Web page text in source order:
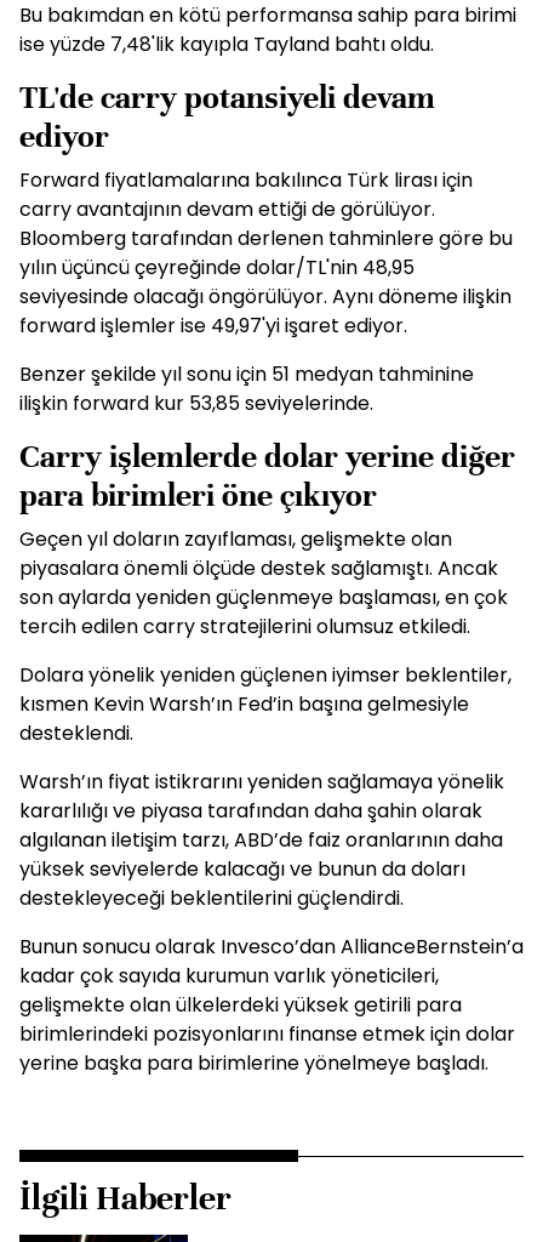
Bu bakımdan en kötü performansa sahip para birimi
ise yüzde 7,48'lik kayıpla Tayland bahtı oldu.
TL'de carry potansiyeli devam
ediyor
Forward fiyatlamalarına bakılınca Türk lirası için
carry avantajının devam ettiği de görülüyor.
Bloomberg tarafından derlenen tahminlere göre bu
yılın üçüncü çeyreğinde dolar/TL'nin 48,95
seviyesinde olacağı öngörülüyor. Aynı döneme ilişkin
forward işlemler ise 49,97'yi işaret ediyor.
Benzer şekilde yıl sonu için 51 medyan tahminine
ilişkin forward kur 53,85 seviyelerinde.
Carry işlemlerde dolar yerine diğer
para birimleri öne çıkıyor
Geçen yıl doların zayıflaması, gelişmekte olan
piyasalara önemli ölçüde destek sağlamıştı. Ancak
son aylarda yeniden güçlenmeye başlaması, en çok
tercih edilen carry stratejilerini olumsuz etkiledi.
Dolara yönelik yeniden güçlenen iyimser beklentiler,
kısmen Kevin Warsh’ın Fed’in başına gelmesiyle
desteklendi.
Warsh’ın fiyat istikrarını yeniden sağlamaya yönelik
kararlılığı ve piyasa tarafından daha şahin olarak
algılanan iletişim tarzı, ABD’de faiz oranlarının daha
yüksek seviyelerde kalacağı ve bunun da doları
destekleyeceği beklentilerini güçlendirdi.
Bunun sonucu olarak Invesco’dan AllianceBernstein’a
kadar çok sayıda kurumun varlık yöneticileri,
gelişmekte olan ülkelerdeki yüksek getirili para
birimlerindeki pozisyonlarını finanse etmek için dolar
yerine başka para birimlerine yönelmeye başladı.
İlgili Haberler